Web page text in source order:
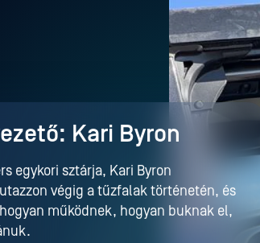
Kari Byron
egykori sztárja, Kari Byron
végig a tűzfalak történetén, és
működnek, hogyan buknak el,